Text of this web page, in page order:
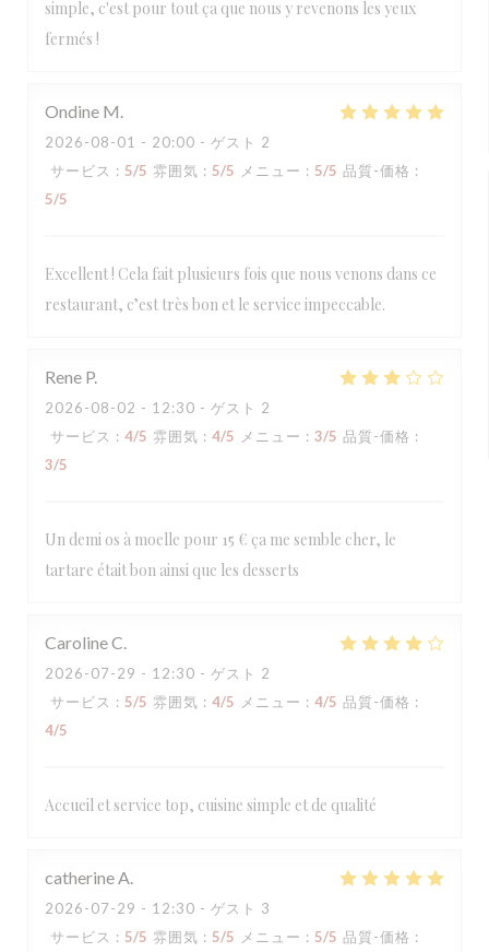
simple, c'est pour tout ça que nous y revenons les yeux
fermés !
Ondine M
2026-08-01 - 20:00 - ゲスト 2
サービス : 5/5 雰囲気 : 5/5 メニュー : 5/5 品質-価格 :
5/5
Excellent ! Cela fait plusieurs fois que nous venons dans ce
restaurant, c’est très bon et le service impeccable.
Rene P
2026-08-02 - 12:30 - ゲスト 2
サービス : 4/5 雰囲気 : 4/5 メニュー : 3/5 品質-価格 :
3/5
Un demi os à moelle pour 15 € ça me semble cher, le
tartare était bon ainsi que les desserts
CarolineC
2026-07-29 - 12:30 - ゲスト 2
サービス : 5/5 雰囲気 : 4/5 メニュー : 4/5 品質-価格 :
4/5
Accueil et service top, cuisine simple et de qualité
catherineA
2026-07-29 - 12:30 - ゲスト 3
サービス : 5/5 雰囲気 : 5/5 メニュー : 5/5 品質-価格 :